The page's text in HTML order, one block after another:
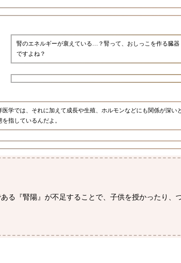
腎のエネルギーが衰えている…？腎って、おしっこを作る臓器
ですよね？
学では、それに加えて成長や生殖、ホルモンなどにも関係が深い
指しているんだよ。
る『腎陽』が不足することで、子供を授かったり、